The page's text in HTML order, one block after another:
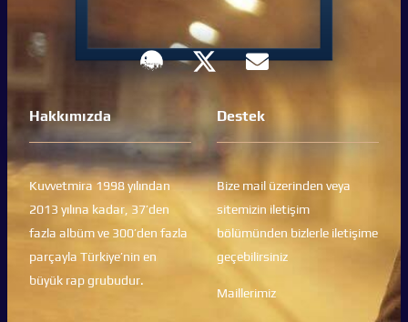
Hakkımızda
Kuvvetmira 1998 yılından
2013 yılına kadar, 37’den
fazla albüm ve 300’den fazla
parçayla Türkiye’nin en
büyük rap grubudur.
Destek
Bize mail üzerinden veya
sitemizin iletişim
bölümünden bizlerle iletişime
geçebilirsiniz
Maillerimiz